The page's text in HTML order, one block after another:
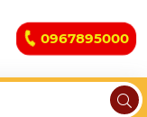
0967895000